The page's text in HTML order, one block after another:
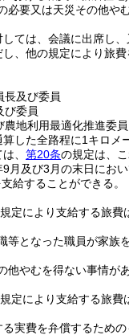
必要又は天災その他や
ては、会議に出席し
し、他の規定により旅費
長及び委員
び委員
地利用最適化推進委員
した全路程に1キロメ
、 第20条の規定は、こ
月及び3月の末日にお
給することができる。
定により支給する旅費
等となった職員が家族
他やむを得ない事情が
定により支給する旅費
実費を弁償するため